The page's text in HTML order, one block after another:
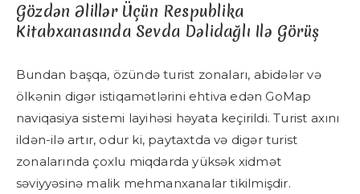
Gözdən Əlillər Üçün Respublika
Kitabxanasında Sevda Dəlidağlı Ilə Görüş
Bundan başqa, özündə turist zonaları, abidələr və
ölkənin digər istiqamətlərini ehtiva edən GoMap
naviqasiya sistemi layihəsi həyata keçirildi. Turist axını
ildən-ilə artır, odur ki, paytaxtda və digər turist
zonalarında çoxlu miqdarda yüksək xidmət
səviyyəsinə malik mehmanxanalar tikilmişdir.